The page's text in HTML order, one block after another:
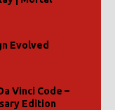
Evolved
Vinci Code –
Edition